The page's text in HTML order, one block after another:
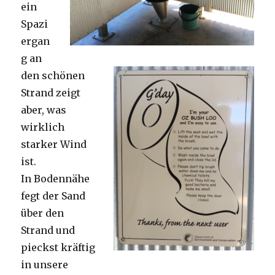
ein
Spazi
ergan
g an
den schönen
Strand zeigt
aber, was
wirklich
starker Wind
ist.
In Bodennähe
fegt der Sand
über den
Strand und
pieckst kräftig
in unsere